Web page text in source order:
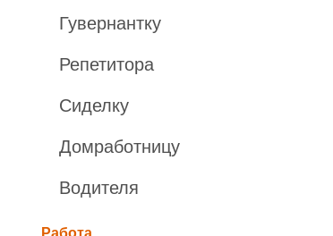
Гувернантку
Репетитора
Сиделку
Домработницу
Водителя